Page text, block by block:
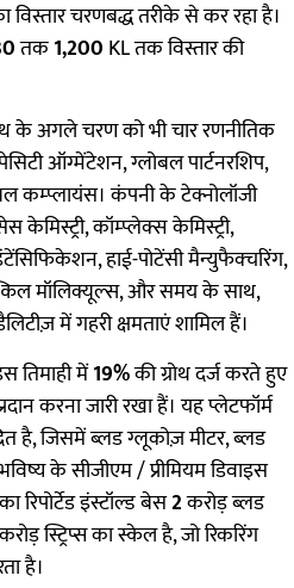
विस्तार चरणबद्ध तरीके से कर रहा है।
तक1,200 KL तक विस्तार की
के अगले चरण को भी चार रणनीतिक
ऑग्मेंटेशन, ग्लोबल पार्टनरशिप,
कम्प्लायंस। कंपनी के टेक्नोलॉजी
केमिस्ट्री, कॉम्प्लेक्स केमिस्ट्री,
हाई-पोटेंसी मैन्युफैक्चरिंग,
मॉलिक्यूल्स, और समय के साथ,
में गहरी क्षमताएं शामिल हैं।
तिमाही में19%की ग्रोथ दर्ज करते हुए
करना जारी रखा हैं। यह प्लेटफॉर्म
है, जिसमें ब्लड ग्लूकोज़ मीटर, ब्लड
के सीजीएम / प्रीमियम डिवाइस
इंस्टॉल्ड बेस2करोड़ ब्लड
स्ट्रिप्स का स्केल है, जो रिकरिंग
है।